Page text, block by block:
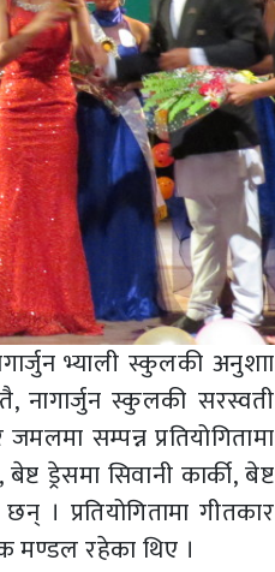
भ्याली स्कुलकी अनुशाा
नागार्जुन स्कुलकी सरस्वती
सम्पन्न प्रतियोगितामा
ड्रेसमा सिवानी कार्की, बेष्ट
। प्रतियोगितामा गीतकार
मण्डल रहेका थिए ।